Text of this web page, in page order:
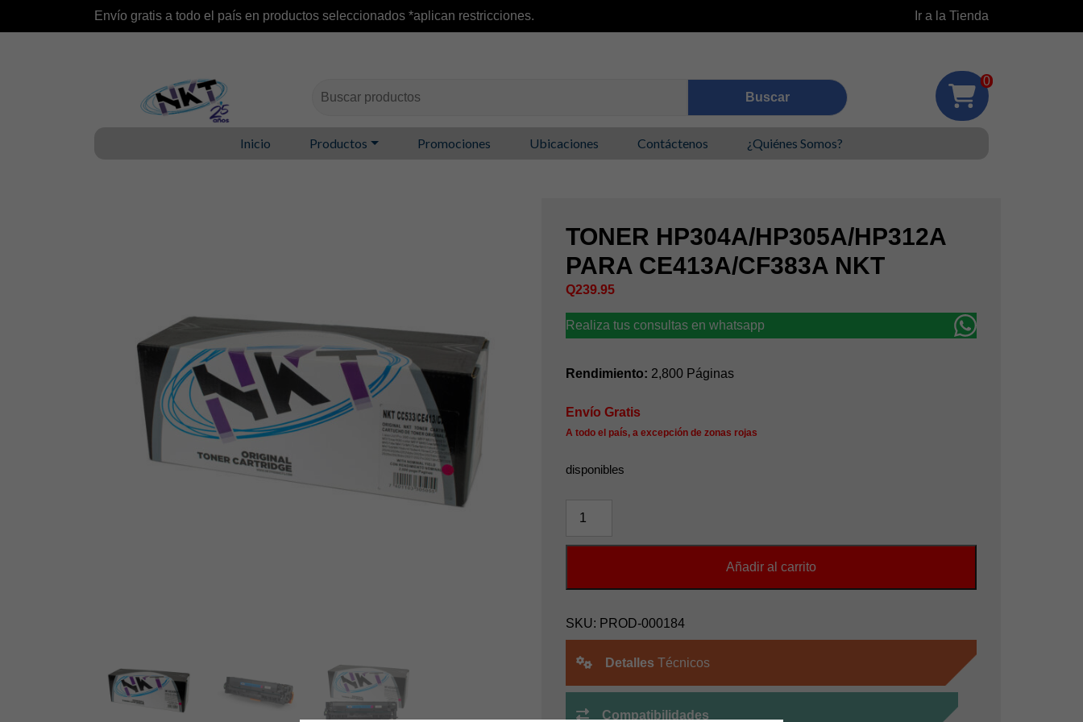
Envío gratis a todo el país en productos seleccionados *aplican restricciones. Ir a la Tienda
0
Inicio Productos Promociones Ubicaciones Contáctenos ¿Quiénes Somos?
TONER HP304A/HP305A/HP312A
PARA CE413A/CF383A NKT
Q239.95
Realiza tus consultas en whatsapp
Rendimiento: 2,800 Páginas
Envío Gratis
A todo el país, a excepción de zonas rojas
disponibles
HP304A/HP305A/HP312A
Añadir al carrito
SKU: PROD-000184
Detalles Técnicos
Compatibilidades